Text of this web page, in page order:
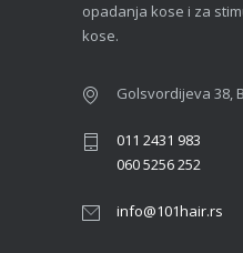
opadanja kose i za
kose.
Golsvordijeva 38,
011 2431 983
060 5256 252
info@101hair.rs